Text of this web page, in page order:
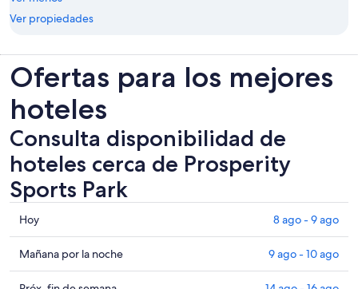
Ver propiedades
Ofertas para los mejores
hoteles
Consulta disponibilidad de
hoteles cerca de Prosperity
Sports Park
Consultar
los
precios
cerca
Hoy 8 ago - 9 ago
Consultar
precios
Mañana por la noche 9 ago - 10 ago